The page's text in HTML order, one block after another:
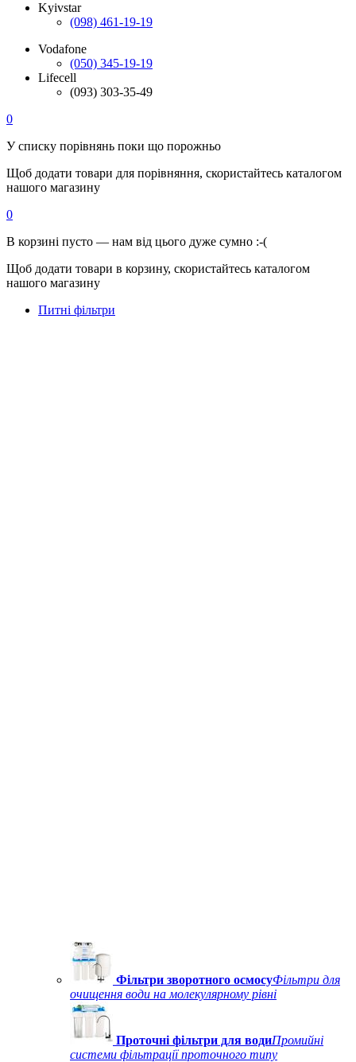
Kyivstar
(098) 461-19-19
Vodafone
(050) 345-19-19
Lifecell
(093) 303-35-49
0
У списку порівнянь поки що порожньо
Щоб додати товари для порівняння, скористайтесь каталогом
нашого магазину
0
В корзині пусто — нам від цього дуже сумно :-(
Щоб додати товари в корзину, скористайтесь каталогом
нашого магазину
Питні фільтри
Фільтри зворотного осмосуФільтри для
очищення води на молекулярному рівні
Проточні фільтри для водиПромийні
системи фільтрації проточного типу